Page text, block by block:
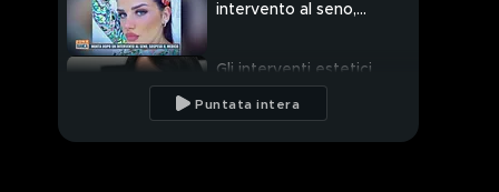
intervento al seno,
Gli interventi estetici
abusivi delle finte
dottoresse russe
Puntata intera